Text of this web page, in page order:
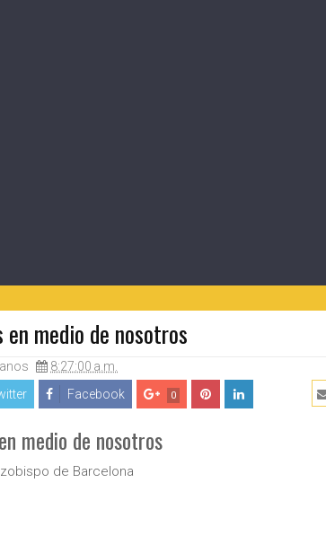
medio de nosotros
8:27:00 a.m.
Facebook 0
medio de nosotros
de Barcelona